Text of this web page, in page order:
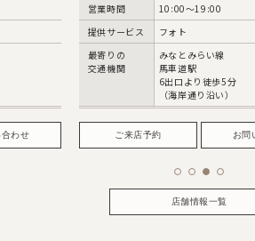
わせ
営業時間
10:00〜19:00
提供サービス
フォト
最寄りの
交通機関
みなとみらい線
馬車道駅
6出口より徒歩5分
（海岸通り沿い）
ご来店予約 お問
店舗情報一覧